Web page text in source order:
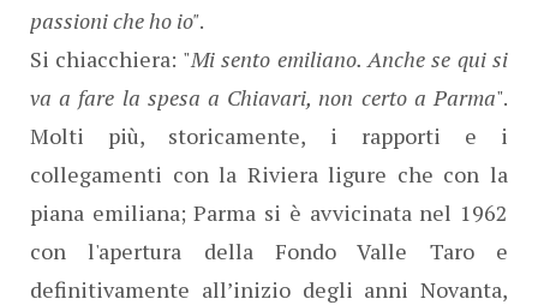
passioni che ho io".
Si chiacchiera: "Mi sento emiliano. Anche se qui si
va a fare la spesa a Chiavari, non certo a Parma".
Molti più, storicamente, i rapporti e i
collegamenti con la Riviera ligure che con la
piana emiliana; Parma si è avvicinata nel 1962
con l'apertura della Fondo Valle Taro e
definitivamente all’inizio degli anni Novanta,